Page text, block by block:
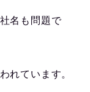
名も問題で
れています。